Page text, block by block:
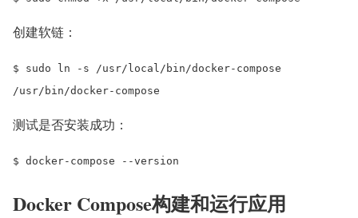
创建软链：
$ sudo ln -s /usr/local/bin/docker-compose
/usr/bin/docker-compose
测试是否安装成功：
$ docker-compose --version
Docker Compose构建和运行应用